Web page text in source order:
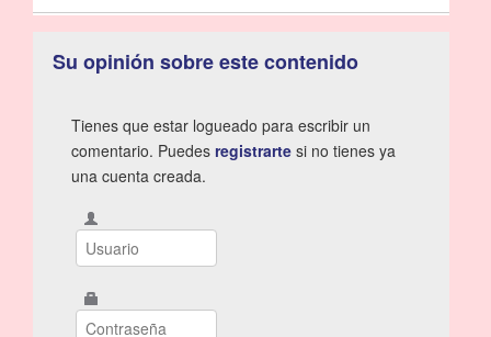
Su opinión sobre este contenido
Tienes que estar logueado para escribir un
comentario. Puedes registrarte si no tienes ya
una cuenta creada.